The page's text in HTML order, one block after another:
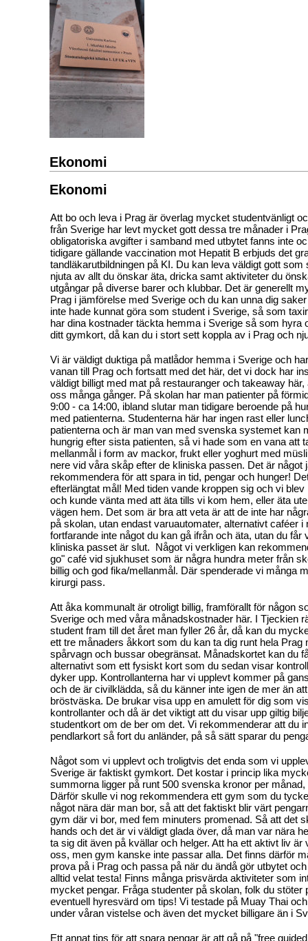
Ekonomi
Ekonomi
Att bo och leva i Prag är överlag mycket studentvänligt
från Sverige har levt mycket gott dessa tre månader i
obligatoriska avgifter i samband med utbytet fanns inte
tidigare gällande vaccination mot Hepatit B erbjuds det
tandläkarutbildningen på KI. Du kan leva väldigt gott som
njuta av allt du önskar äta, dricka samt aktiviteter du
utgångar på diverse barer och klubbar. Det är generellt
Prag i jämförelse med Sverige och du kan unna dig
inte hade kunnat göra som student i Sverige, så som
har dina kostnader täckta hemma i Sverige så som hyra
ditt gymkort, då kan du i stort sett koppla av i Prag och
Vi är väldigt duktiga på matlådor hemma i Sverige och
vanan till Prag och fortsatt med det här, det vi dock har
väldigt billigt med mat på restauranger och takeaway
oss många gånger. På skolan har man patienter på
9:00 - ca 14:00, ibland slutar man tidigare beroende på
med patienterna. Studenterna här har ingen rast eller
patienterna och är man van med svenska systemet kan
hungrig efter sista patienten, så vi hade som en vana att
mellanmål i form av mackor, frukt eller yoghurt med
nere vid våra skåp efter de kliniska passen. Det är något
rekommendera för att spara in tid, pengar och hunger!
efterlängtat mål! Med tiden vande kroppen sig och vi blev
och kunde vänta med att äta tills vi kom hem, eller äta
vägen hem. Det som är bra att veta är att de inte har
på skolan, utan endast varuautomater, alternativt caféer i
fortfarande inte något du kan gå ifrån och äta, utan du får
kliniska passet är slut. Något vi verkligen kan
go" café vid sjukhuset som är några hundra meter från
billig och god fika/mellanmål. Där spenderade vi många
kirurgi pass.
Att åka kommunalt är otroligt billig, framförallt för någon
Sverige och med våra månadskostnader här. I Tjeckien
student fram till det året man fyller 26 år, då kan du
ett tre månaders åkkort som du kan ta dig runt hela Prag
spårvagn och bussar obegränsat. Månadskortet kan du
alternativt som ett fysiskt kort som du sedan visar
dyker upp. Kontrollanterna har vi upplevt kommer på
och de är civilklädda, så du känner inte igen de mer än
bröstväska. De brukar visa upp en amulett för dig som
kontrollanter och då är det viktigt att du visar upp giltig
studentkort om de ber om det. Vi rekommenderar att du
pendlarkort så fort du anländer, på så sätt sparar du
Något som vi upplevt och troligtvis det enda som vi
Sverige är faktiskt gymkort. Det kostar i princip lika
summorna ligger på runt 500 svenska kronor per
Därför skulle vi nog rekommendera ett gym som du
något nära där man bor, så att det faktiskt blir värt
gym där vi bor, med fem minuters promenad. Så att det
hands och det är vi väldigt glada över, då man var nära
ta sig dit även på kvällar och helger. Att ha ett aktivt liv är
oss, men gym kanske inte passar alla. Det finns därför
prova på i Prag och passa på när du ändå gör utbytet
alltid velat testa! Finns många prisvärda aktiviteter som
mycket pengar. Fråga studenter på skolan, folk du stöter
eventuell hyresvärd om tips! Vi testade på Muay Thai
under våran vistelse och även det mycket billigare än i
Ett annat tips för att spara pengar är att gå på "free